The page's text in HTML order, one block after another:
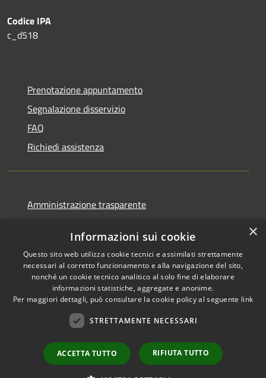
Codice IPA
c_d518
Prenotazione appuntamento
Segnalazione disservizio
FAQ
Richiedi assistenza
Amministrazione trasparente
Dichiarazione di accessibilità
Copyright © 2026 • Comune di
Municipium•
Accesso
redazione
×
Informazioni sui cookie
Questo sito web utilizza cookie tecnici e assimilati strettamente
necessari al corretto funzionamento e alla navigazione del sito,
nonché un cookie tecnico analitico al solo fine di elaborare
informazioni statistiche, aggregate e anonime.
Per maggiori dettagli, può consultare la cookie policy al seguente link
STRETTAMENTE NECESSARI
ACCETTA TUTTO RIFIUTA TUTTO